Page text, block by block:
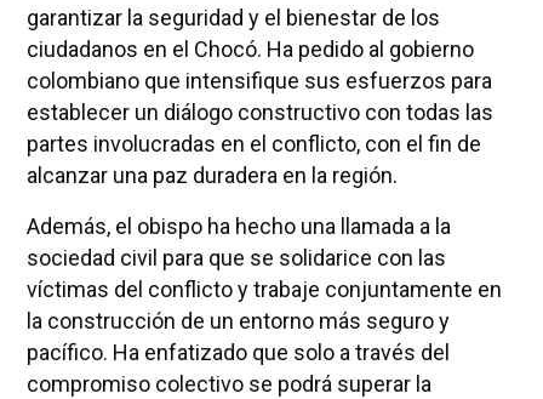
garantizar la seguridad y el bienestar de los
ciudadanos en el Chocó. Ha pedido al gobierno
colombiano que intensifique sus esfuerzos para
establecer un diálogo constructivo con todas las
partes involucradas en el conflicto, con el fin de
alcanzar una paz duradera en la región.
Además, el obispo ha hecho una llamada a la
sociedad civil para que se solidarice con las
víctimas del conflicto y trabaje conjuntamente en
la construcción de un entorno más seguro y
pacífico. Ha enfatizado que solo a través del
compromiso colectivo se podrá superar la